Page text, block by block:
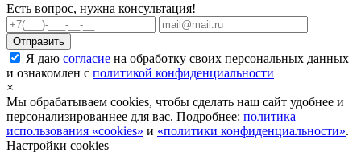
Есть вопрос, нужна консультация!
Я даю согласие на обработку своих персональных данных
и ознакомлен с политикой конфиденциальности
×
Мы обрабатываем cookies, чтобы сделать наш сайт удобнее и
персонализированнее для вас. Подробнее: политика
использования «cookies» и «политики конфиденциальности».
Настройки cookies